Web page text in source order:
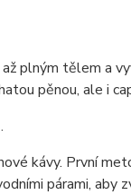
plným tělem a
pěnou, ale i
kávy. První
párami,